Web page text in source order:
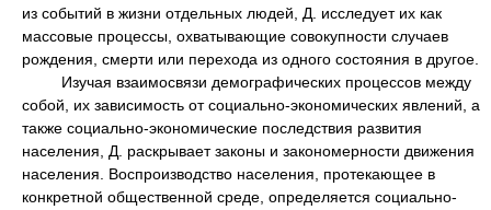
из событий в жизни отдельных людей, Д. исследует их как
массовые процессы, охватывающие совокупности случаев
рождения, смерти или перехода из одного состояния в другое.
Изучая взаимосвязи демографических процессов между
собой, их зависимость от социально-экономических явлений, а
также социально-экономические последствия развития
населения, Д. раскрывает законы и закономерности движения
населения. Воспроизводство населения, протекающее в
конкретной общественной среде, определяется социально-